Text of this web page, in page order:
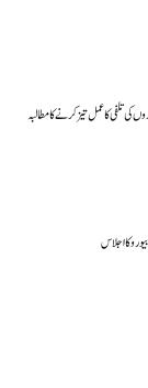
تلفی کا عمل تیز کرنے کا مطالبہ
کا اجلاس